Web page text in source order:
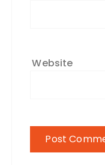
Website